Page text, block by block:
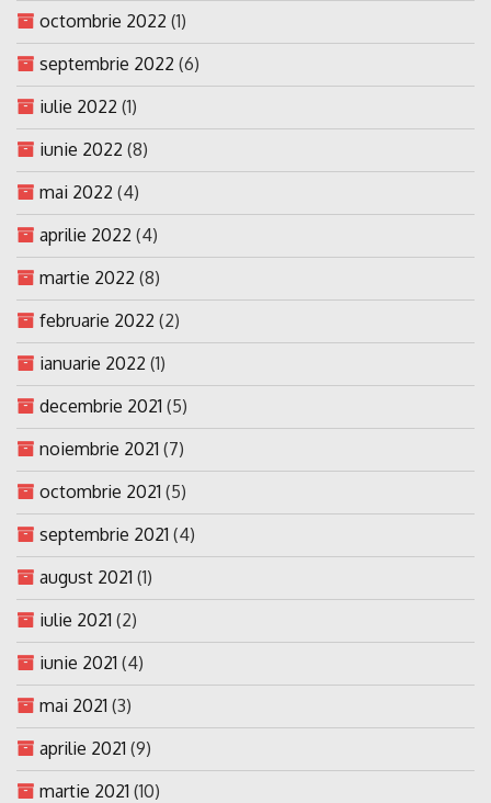
octombrie 2022 (1)
septembrie 2022 (6)
iulie 2022 (1)
iunie 2022 (8)
mai 2022 (4)
aprilie 2022 (4)
martie 2022 (8)
februarie 2022 (2)
ianuarie 2022 (1)
decembrie 2021 (5)
noiembrie 2021 (7)
octombrie 2021 (5)
septembrie 2021 (4)
august 2021 (1)
iulie 2021 (2)
iunie 2021 (4)
mai 2021 (3)
aprilie 2021 (9)
martie 2021 (10)